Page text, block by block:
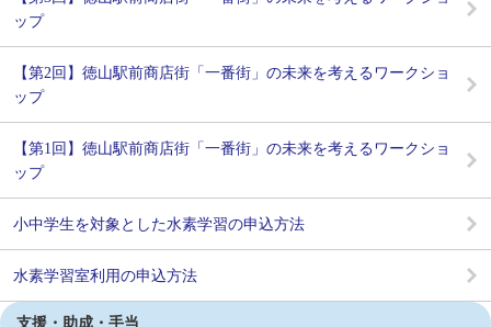
ップ
【第2回】徳山駅前商店街「一番街」の未来を考えるワークショ
ップ
【第1回】徳山駅前商店街「一番街」の未来を考えるワークショ
ップ
小中学生を対象とした水素学習の申込方法
水素学習室利用の申込方法
支援・助成・手当